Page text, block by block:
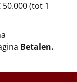
(tot 1
Betalen.